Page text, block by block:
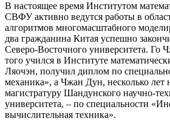
В настоящее время Институтом
СВФУ активно ведутся работы в
алгоритмов многомасштабного
два гражданина Китая успешно
Северо-Восточного университета. Го
того учился в Институте
Ляочэн, получил диплом по
механика», а Чжан Дун, несколько лет
магистратуру Шандунского научно-
университета, – по специальности
вычислительная техника».